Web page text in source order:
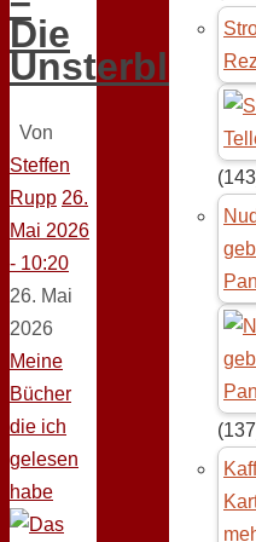
Die
Von
Steffen
Rupp 26.
Mai 2026
- 10:20
26. Mai
2026
Meine
Bücher
die ich
gelesen
habe